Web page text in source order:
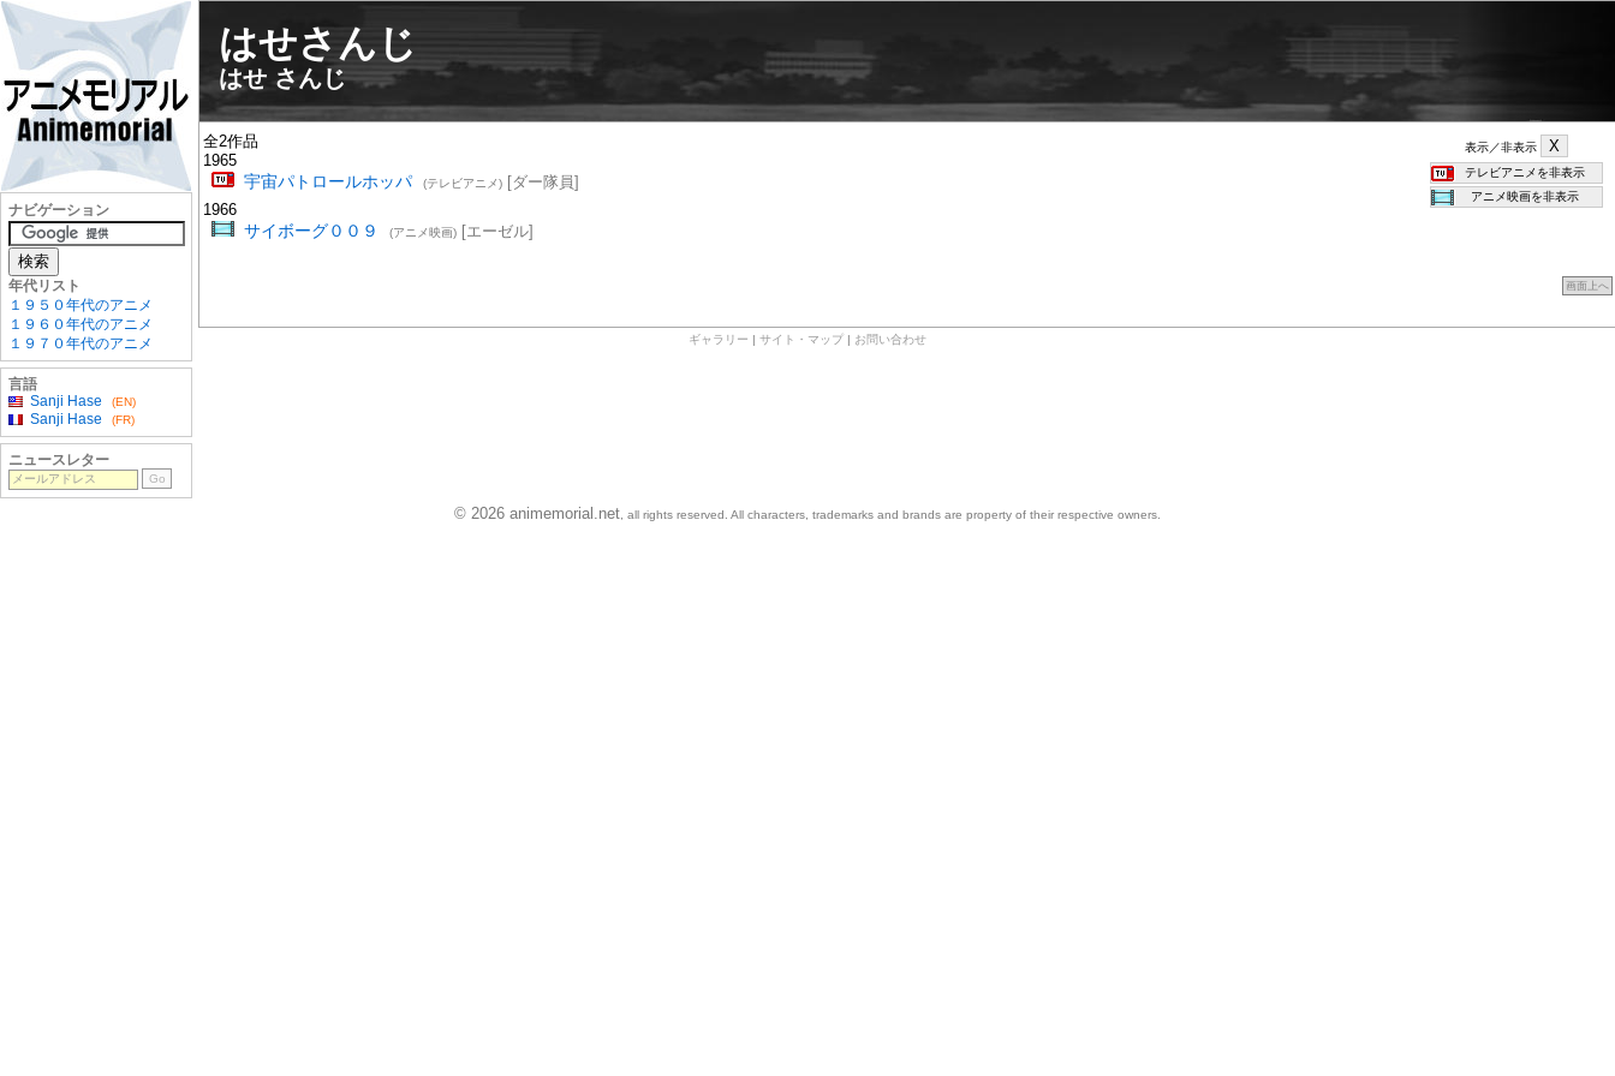
はせさんじ
はせ さんじ
表示／非表示
全2作品
1965
宇宙パトロールホッパ (テレビアニメ)[ダー隊員]
1966
サイボーグ００９ (アニメ映画)[エーゼル]
画面上へ
ギャラリー サイト・マップ お問い合わせ
ナビゲーション
年代リスト
１９５０年代のアニメ
１９６０年代のアニメ
１９７０年代のアニメ
言語
Sanji Hase
(EN)
Sanji Hase (FR)
ニュースレター
© 2026 animemorial.net , all rights reserved. All characters, trademarks and brands are property of their respective owners.